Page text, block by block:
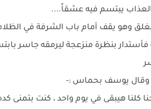
يبتسم فيه عشقاً....
وهو يقف أمام باب الشرفة في
بنظرة منزعجة ليرمقه جاسر
وقال يوسف بحماس :-
كلنا هيبقى في يوم واحد ، كنت بتمنى